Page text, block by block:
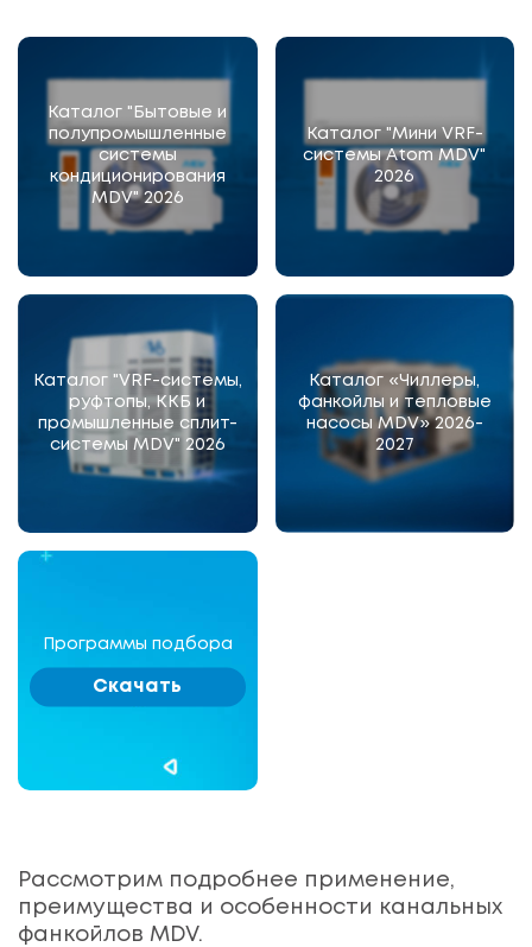
Каталог "Бытовые и
полупромышленные
системы
кондиционирования
MDV" 2026
Каталог "Мини VRF-
системы Atom MDV"
2026
Каталог "VRF-системы,
руфтопы, ККБ и
промышленные сплит-
системы MDV" 2026
Каталог «Чиллеры,
фанкойлы и тепловые
насосы MDV» 2026-
2027
Программы подбора
Скачать
Рассмотрим подробнее применение,
преимущества и особенности канальных
фанкойлов MDV.